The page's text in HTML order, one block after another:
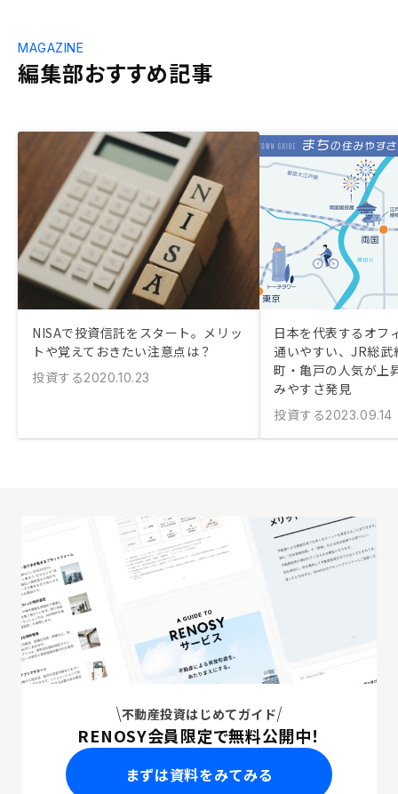
編集部おすすめ記事
MAGAZINE
NISAで投資信託をスタート。メリッ
トや覚えておきたい注意点は？
投資する2020.10.23
日本を代表するオフ
通いやすい、JR総
町・亀戸の人気が上
みやすさ発見
投資する2023.09.14
不動産投資はじめてガイド
RENOSY会員限定で無料公開中！
まずは資料をみてみる